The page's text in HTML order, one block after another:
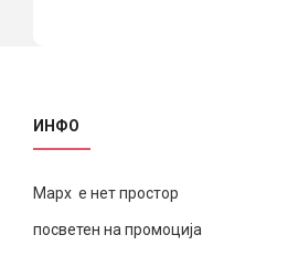
ИНФО
Марх е нет простор
посветен на промоција